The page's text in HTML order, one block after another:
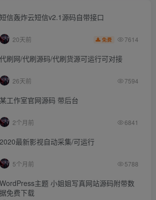
短信轰炸云短信v2.1源码自带接口
20天前 免费 7614
代刷网/代刷源码/代刷货源可运行可对接
26天前 7594
某工作室官网源码 带后台
2个月前 6841
2020最新影视自动采集/可运行
5个月前 5788
WordPress主题 小姐姐写真网站源码附带数
据免费下载